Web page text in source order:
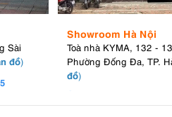
Sài
đồ)
Showroom Hà Nội
Toà nhà KYMA, 132 -
Phường Đống Đa, TP.
đồ)